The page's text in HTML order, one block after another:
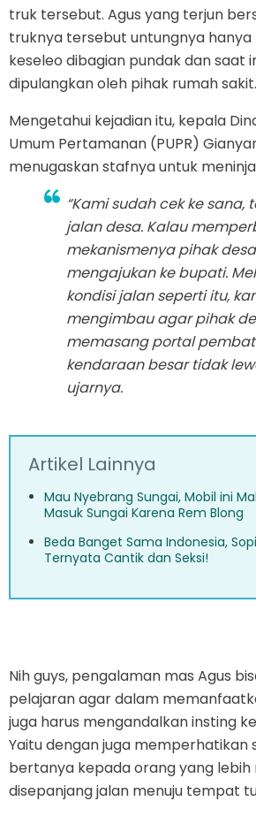
truk tersebut. Agus yang terjun
truknya tersebut untungnya
keseleo dibagian pundak dan saat
dipulangkan oleh pihak rumah sakit.
Mengetahui kejadian itu, kepala
Umum Pertamanan (PUPR)
menugaskan stafnya untuk
“Kami sudah cek ke sana,
jalan desa. Kalau
mekanismenya pihak
mengajukan ke bupati.
kondisi jalan seperti itu,
mengimbau agar pihak
memasang portal
kendaraan besar tidak
ujarnya.
Artikel Lainnya
Mau Nyebrang Sungai, Mobil ini
Masuk Sungai Karena Rem Blong
Beda Banget Sama Indonesia,
Ternyata Cantik dan Seksi!
Nih guys, pengalaman mas Agus
pelajaran agar dalam
juga harus mengandalkan insting
Yaitu dengan juga memperhatikan
bertanya kepada orang yang
disepanjang jalan menuju tempat